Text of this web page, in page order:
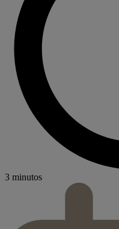
3 minutos